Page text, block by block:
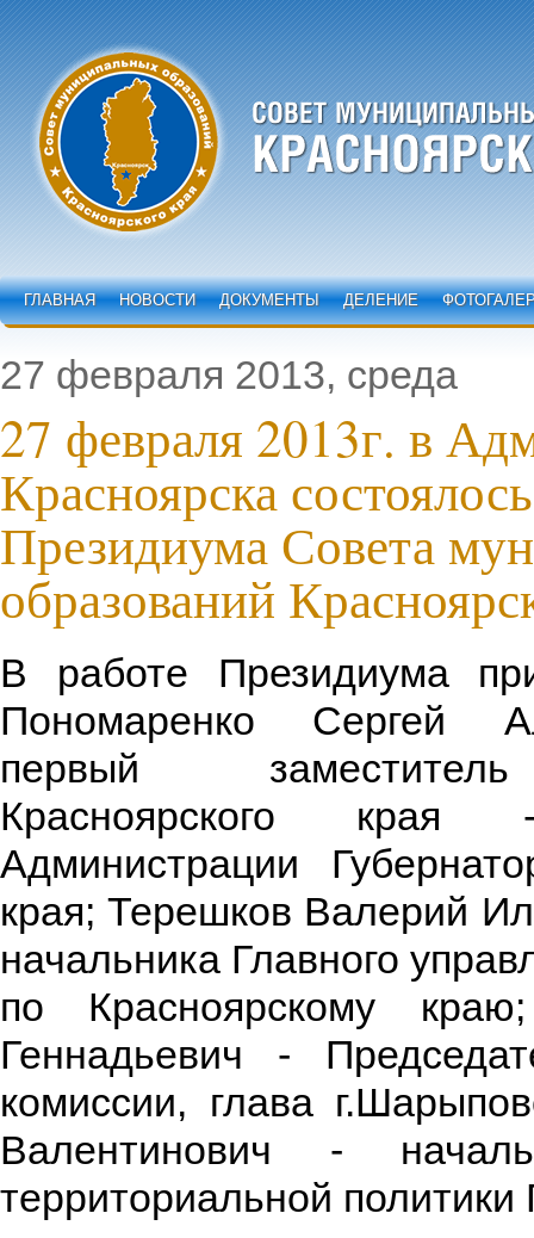
ГЛАВНАЯ НОВОСТИ ДОКУМЕНТЫ ДЕЛЕНИЕ
27 февраля 2013, среда
27 февраля 2013г. в
Красноярска
Президиума Совета
образований
В работе Президиума
Пономаренко Сергей
первый
Красноярского края
Администрации
края; Терешков Валерий
начальника Главного
по Красноярскому
Геннадьевич -
комиссии, глава
Валентинович -
территориальной политики